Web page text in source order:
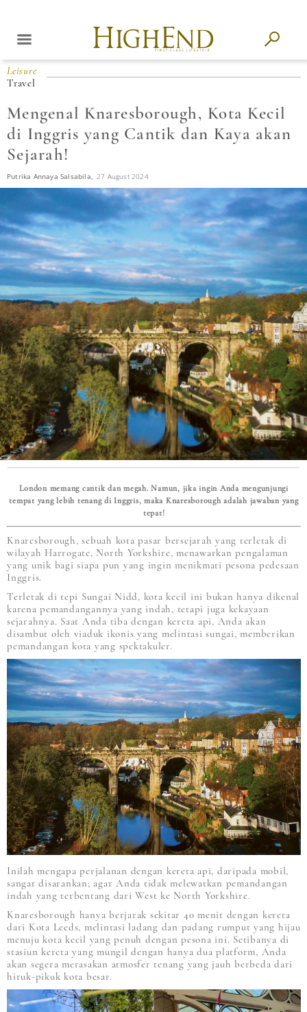
Leisure
Travel
Mengenal Knaresborough, Kota Kecil
di Inggris yang Cantik dan Kaya akan
Sejarah!
Putrika Annaya Salsabila, 27 August 2024
London memang cantik dan megah. Namun, jika ingin Anda mengunjungi
tempat yang lebih tenang di Inggris, maka Knaresborough adalah jawaban yang
tepat!
Knaresborough, sebuah kota pasar bersejarah yang terletak di
wilayah Harrogate, North Yorkshire, menawarkan pengalaman
yang unik bagi siapa pun yang ingin menikmati pesona pedesaan
Inggris.
Terletak di tepi Sungai Nidd, kota kecil ini bukan hanya dikenal
karena pemandangannya yang indah, tetapi juga kekayaan
sejarahnya. Saat Anda tiba dengan kereta api, Anda akan
disambut oleh viaduk ikonis yang melintasi sungai, memberikan
pemandangan kota yang spektakuler.
Inilah mengapa perjalanan dengan kereta api, daripada mobil,
sangat disarankan; agar Anda tidak melewatkan pemandangan
indah yang terbentang dari West ke North Yorkshire.
Knaresborough hanya berjarak sekitar 40 menit dengan kereta
dari Kota Leeds, melintasi ladang dan padang rumput yang hijau
menuju kota kecil yang penuh dengan pesona ini. Setibanya di
stasiun kereta yang mungil dengan hanya dua platform, Anda
akan segera merasakan atmosfer tenang yang jauh berbeda dari
hiruk-pikuk kota besar.